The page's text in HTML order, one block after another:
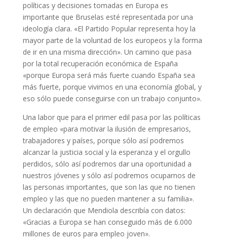
políticas y decisiones tomadas en Europa es
importante que Bruselas esté representada por una
ideología clara. «El Partido Popular representa hoy la
mayor parte de la voluntad de los europeos y la forma
de ir en una misma dirección». Un camino que pasa
por la total recuperación económica de España
«porque Europa será más fuerte cuando España sea
más fuerte, porque vivimos en una economía global, y
eso sólo puede conseguirse con un trabajo conjunto».
Una labor que para el primer edil pasa por las políticas
de empleo «para motivar la ilusión de empresarios,
trabajadores y países, porque sólo así podremos
alcanzar la justicia social y la esperanza y el orgullo
perdidos, sólo así podremos dar una oportunidad a
nuestros jóvenes y sólo así podremos ocuparnos de
las personas importantes, que son las que no tienen
empleo y las que no pueden mantener a su familia».
Un declaración que Mendiola describía con datos:
«Gracias a Europa se han conseguido más de 6.000
millones de euros para empleo joven».